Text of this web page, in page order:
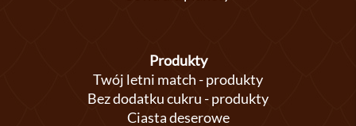
Produkty
Twój letni match - produkty
Bez dodatku cukru - produkty
Ciasta deserowe